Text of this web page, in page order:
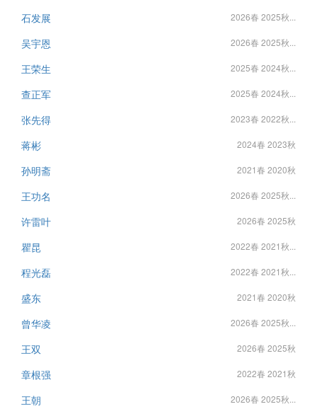
石发展 2026春 2025秋...
吴宇恩 2026春 2025秋...
王荣生 2025春 2024秋...
查正军 2025春 2024秋...
张先得 2023春 2022秋...
蒋彬 2024春 2023秋
孙明斋 2021春 2020秋
王功名 2026春 2025秋...
许雷叶 2026春 2025秋
瞿昆 2022春 2021秋...
程光磊 2022春 2021秋...
盛东 2021春 2020秋
曾华凌 2026春 2025秋...
王双 2026春 2025秋
章根强 2022春 2021秋
王朝 2026春 2025秋...